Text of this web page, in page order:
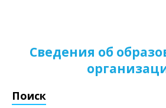
Сведения об
Поиск